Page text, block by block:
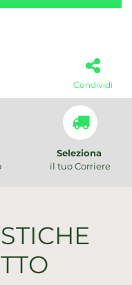
Condividi
Seleziona
il tuo Corriere